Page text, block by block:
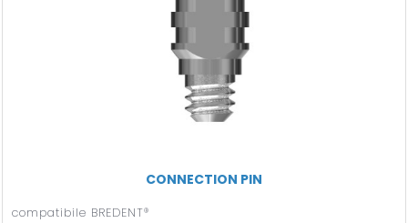
CONNECTION PIN
compatibile BREDENT®